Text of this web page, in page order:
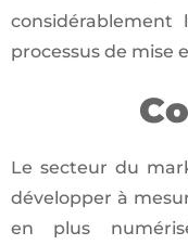
considérablement
processus de mise
Le secteur du
développer à
en plus